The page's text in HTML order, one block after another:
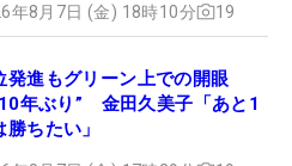
年8月7日 (金) 18時10分 19
発進もグリーン上での開眼
年ぶり” 金田久美子「あと1
勝ちたい」